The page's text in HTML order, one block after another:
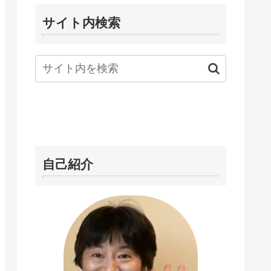
サイト内検索
自己紹介